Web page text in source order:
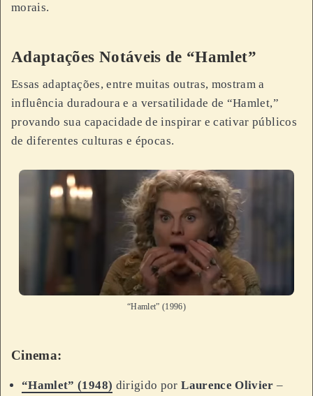
morais.
Adaptações Notáveis de “Hamlet”
Essas adaptações, entre muitas outras, mostram a
influência duradoura e a versatilidade de “Hamlet,”
provando sua capacidade de inspirar e cativar públicos
de diferentes culturas e épocas.
“Hamlet” (1996)
Cinema:
“Hamlet” (1948) dirigido porLaurence Olivier –